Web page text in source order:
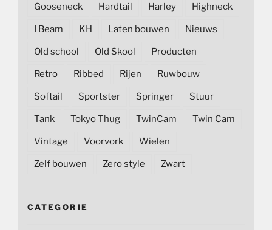
Gooseneck Hardtail Harley Highneck
I Beam KH Laten bouwen Nieuws
Old school Old Skool Producten
Retro Ribbed Rijen Ruwbouw
Softail Sportster Springer Stuur
Tank Tokyo Thug TwinCam Twin Cam
Vintage Voorvork Wielen
Zelf bouwen Zero style Zwart
CATEGORIE